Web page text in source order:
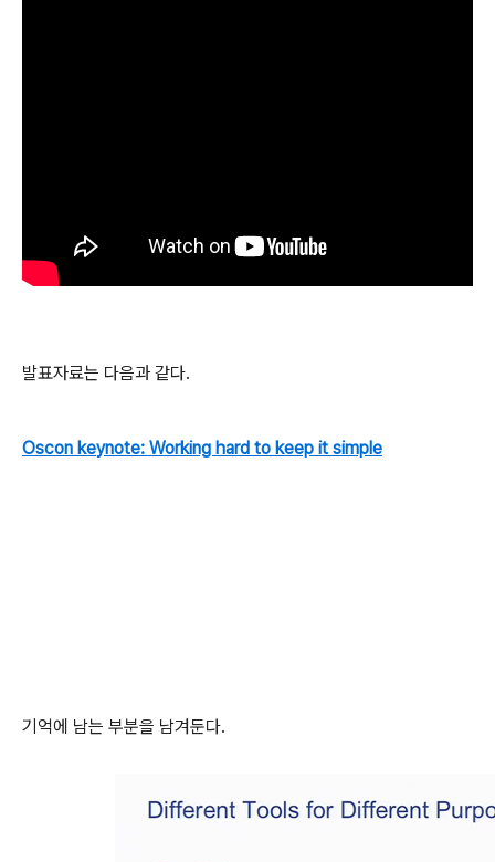
발표자료는 다음과 같다.
Oscon keynote: Working hard to keep it simple
기억에 남는 부분을 남겨둔다.